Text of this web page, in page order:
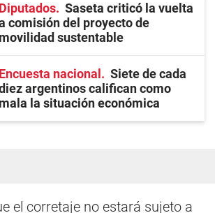
Diputados
Saseta criticó la vuelta
comisión del proyecto de
movilidad sustentable
Encuesta nacional
Siete de cada
argentinos califican como
mala la situación económica
el corretaje no estará sujeto a